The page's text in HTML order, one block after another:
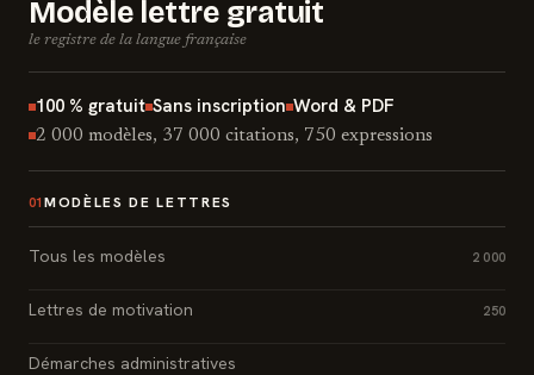
Modèle lettre gratuit
le registre de la langue française
100 % gratuit Sans inscription Word & PDF
2 000 modèles, 37 000 citations, 750 expressions
01 MODÈLES DE LETTRES
Tous les modèles 2 000
Lettres de motivation 250
Démarches administratives